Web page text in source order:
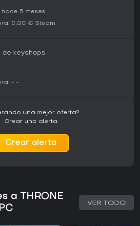
hace 5 meses
0,00 € Steam
de keyshops
- -
una mejor oferta?
Crear una alerta.
Crear alerta
a THRONE
VER TODO